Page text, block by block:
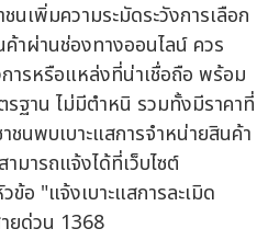
นเพิ่มความระมัดระวังการเลือก
าผ่านช่องทางออนไลน์ ควร
ารหรือแหล่งที่น่าเชื่อถือ พร้อม
ฐาน ไม่มีตำหนิ รวมทั้งมีราคาที่
นพบเบาะแสการจำหน่ายสินค้า
ารถแจ้งได้ที่เว็บไซต์
"แจ้งเบาะแสการละเมิด
ยด่วน 1368